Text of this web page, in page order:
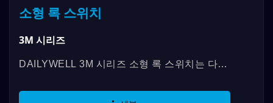
소형 록 스위치
3M 시리즈
DAILYWELL 3M 시리즈 소형 록 스위치는 다양
제공합니다. 이 록 스위치는...